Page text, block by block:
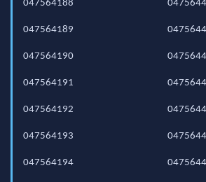
047564188
047564189
047564190
047564191
047564192
047564193
047564194